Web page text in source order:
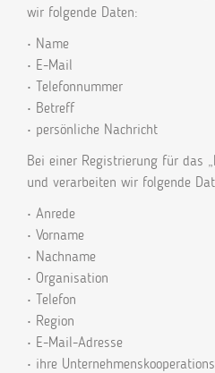
wir folgende Daten:
• Name
• E-Mail
• Telefonnummer
• Betreff
• persönliche Nachricht
Bei einer Registrierung für das
und verarbeiten wir folgende
• Anrede
• Vorname
• Nachname
• Organisation
• Telefon
• Region
• E-Mail-Adresse
• ihre